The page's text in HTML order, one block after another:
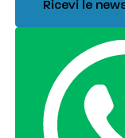
Ricevi le